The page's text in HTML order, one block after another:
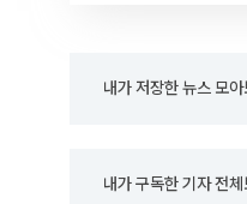
내가 저장한 뉴스 모아
내가 구독한 기자 전체